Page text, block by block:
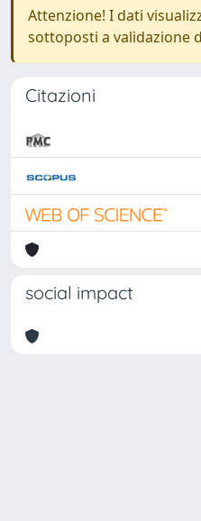
Attenzione! I dati
sottoposti a validazione
Citazioni
social impact